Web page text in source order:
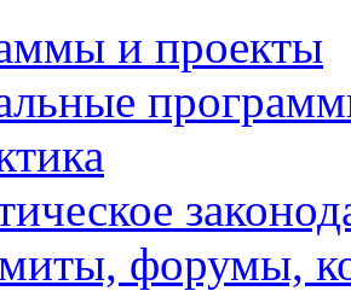
и проекты
форумы,